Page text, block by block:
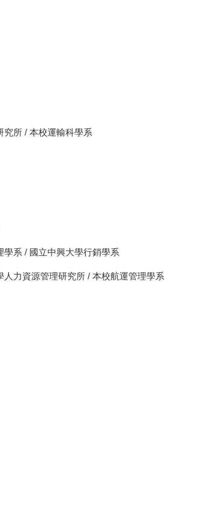
究所 / 本校運輸科學系
系 / 國立中興大學行銷學系
力資源管理研究所 / 本校航運管理學系